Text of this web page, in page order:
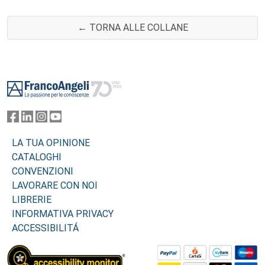
← TORNA ALLE COLLANE
LA TUA OPINIONE
CATALOGHI
CONVENZIONI
LAVORARE CON NOI
LIBRERIE
INFORMATIVA PRIVACY
ACCESSIBILITÁ